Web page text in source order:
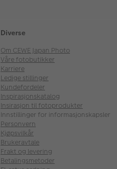
Diverse
Om CEWE Japan Photo
Våre fotobutikker
Karriere
Ledige stillinger
Kundefordeler
Inspirasjonskatalog
Insirasjon til fotoprodukter
Innstillinger for informasjonskapsler
Personvern
Kjøpsvilkår
Brukeravtale
Frakt og levering
Betalingsmetoder